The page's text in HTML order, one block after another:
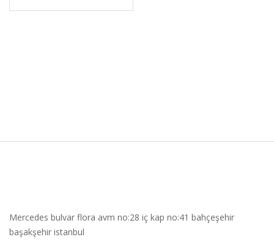
Mercedes bulvar flora avm no:28 iç kap no:41 bahçeşehir
başakşehir istanbul